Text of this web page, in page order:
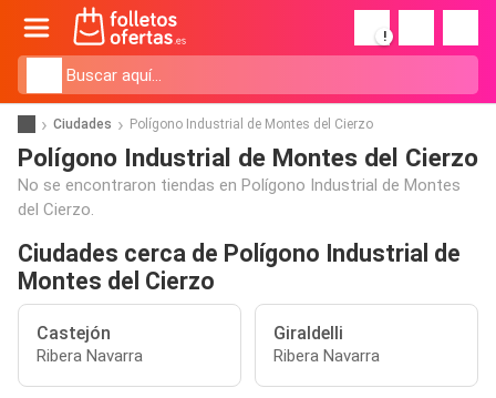
!
Ciudades Polígono Industrial de Montes del Cierzo
Polígono Industrial de Montes del Cierzo
No se encontraron tiendas en Polígono Industrial de Montes
del Cierzo.
Ciudades cerca de Polígono Industrial de
Montes del Cierzo
Castejón
Ribera Navarra
Giraldelli
Ribera Navarra